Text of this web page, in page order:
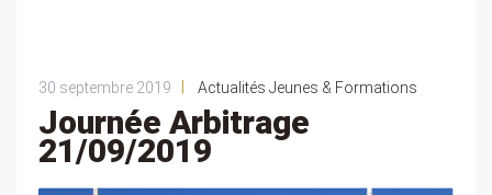
30 septembre 2019 Actualités Jeunes & Formations
Journée Arbitrage
21/09/2019